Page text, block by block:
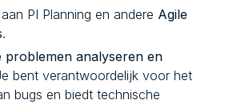
PI Planning en andere Agile
.
problemen analyseren en
bent verantwoordelijk voor het
bugs en biedt technische